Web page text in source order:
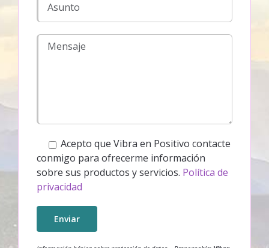
Acepto que Vibra en Positivo contacte
conmigo para ofrecerme información
sobre sus productos y servicios. Política de
privacidad